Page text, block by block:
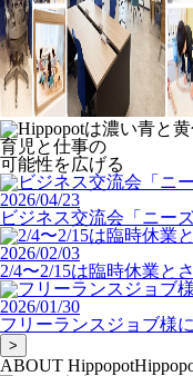
育児と仕事の
可能性を広げる
2026/04/23
ビジネス交流会「ニー
2026/02/03
2/4〜2/15は臨時休業と
2026/01/30
フリーランスジョブ様
>
ABOUT Hippopot